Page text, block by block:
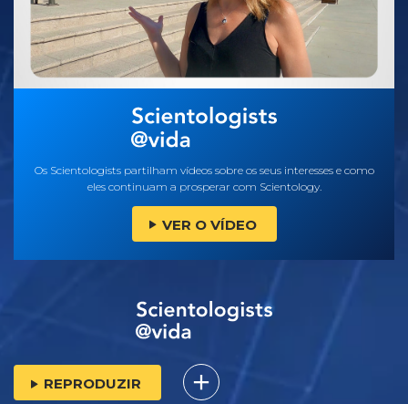
Os Scientologists partilham vídeos sobre os seus interesses e como
eles continuam a prosperar com Scientology.
VER O VÍDEO
REPRODUZIR